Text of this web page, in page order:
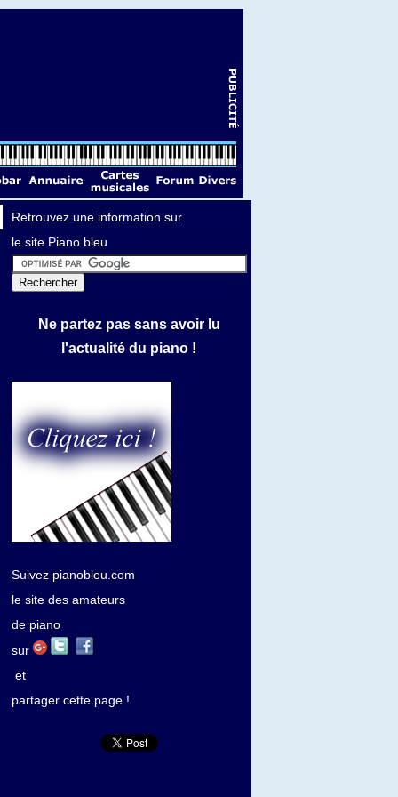
Retrouvez une information sur
le site Piano bleu
Ne partez pas sans avoir lu
l'actualité du piano !
Suivez pianobleu.com
le site des amateurs
de piano
sur
et
partager cette page !